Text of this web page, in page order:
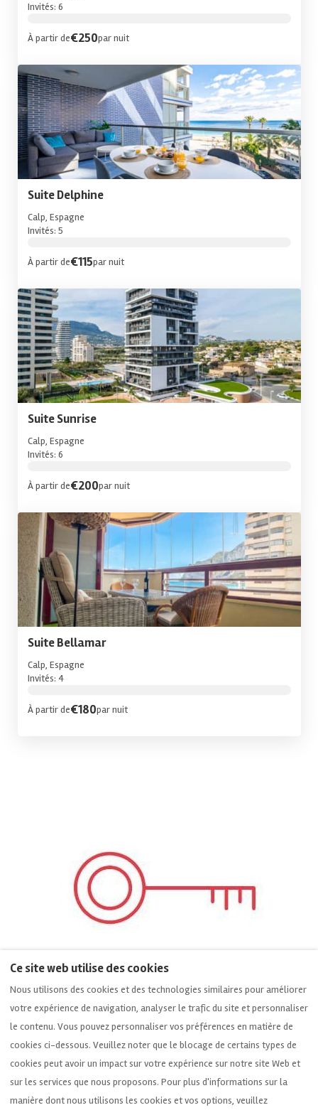
Invités: 6
À partir de€250par nuit
Suite Delphine
Calp, Espagne
Invités: 5
À partir de€115par nuit
Suite Sunrise
Calp, Espagne
Invités: 6
À partir de€200par nuit
Suite Bellamar
Calp, Espagne
Invités: 4
À partir de€180par nuit
Français EUR 664264038
Ce site web utilise des cookies
Nous utilisons des cookies et des technologies similaires pour améliorer
votre expérience de navigation, analyser le trafic du site et personnaliser
le contenu. Vous pouvez personnaliser vos préférences en matière de
cookies ci-dessous. Veuillez noter que le blocage de certains types de
cookies peut avoir un impact sur votre expérience sur notre site Web et
sur les services que nous proposons. Pour plus d'informations sur la
manière dont nous utilisons les cookies et vos options, veuillez